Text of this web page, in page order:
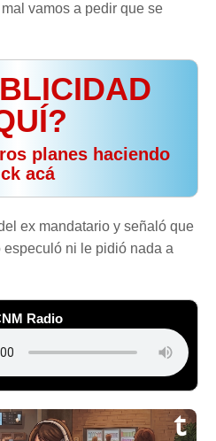
vamos a pedir que se
planes haciendo
acá
ex mandatario y señaló que
ni le pidió nada a
Radio